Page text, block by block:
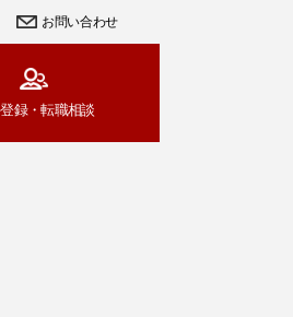
お問い合わせ
録・転職相談